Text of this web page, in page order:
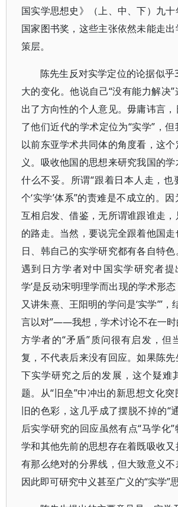
国实学思想史》（上、中、下）九
国家图书奖，这些主张依然未能走
策层。
陈先生反对实学定位的论据似乎
大的变化。他说自己“没有能力解决
出了方向性的个人意见。毋庸讳言
了他们近代的学术定位为“实学”，
以前东亚学术共同体的角度看，这
义。吸收他国的思想来研究我国的
什么不妥。所谓“跟着日本人走，也
个‘实学’体系”的责难是不成立的。
互相启发、借鉴，无所谓谁跟谁走
的路走。当然，要说完全跟着他国走
日、韩自己的实学研究都有各自特
遇到日方学者对中国实学研究者提
学’是反动宋明理学而出现的学术形
又讲朱熹、王阳明的学问是‘实学’”，
言以对”——我想，学术讨论不在一时
方学者的“矛盾”质问很有启发，但
复，不代表后来没有回应。如果陈
下实学研究之后的发展，这个疑难
题。从“旧垒”中冲出的新思想文化
旧的色彩，这几乎成了摆脱不掉的“
后实学研究的回应虽然有点“马学化
学和其他先前的思想存在着既吸收
有那么绝对的分界线，但大致意义
因此即可研究中义甚至广义的“实学”思